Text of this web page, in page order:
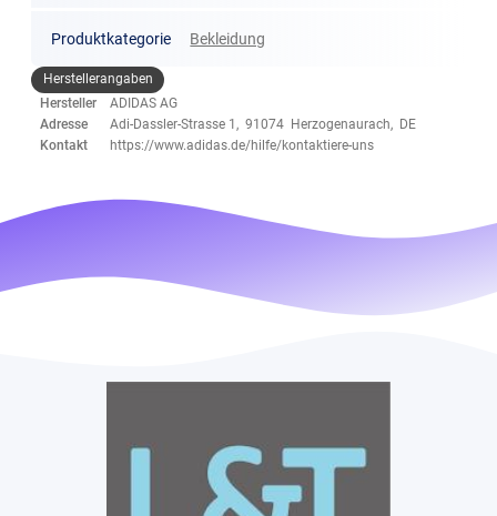
Produktkategorie Bekleidung
Herstellerangaben
Hersteller
ADIDAS AG
Adresse
Adi-Dassler-Strasse 1, 91074 Herzogenaurach, DE
Kontakt
https://www.adidas.de/hilfe/kontaktiere-uns